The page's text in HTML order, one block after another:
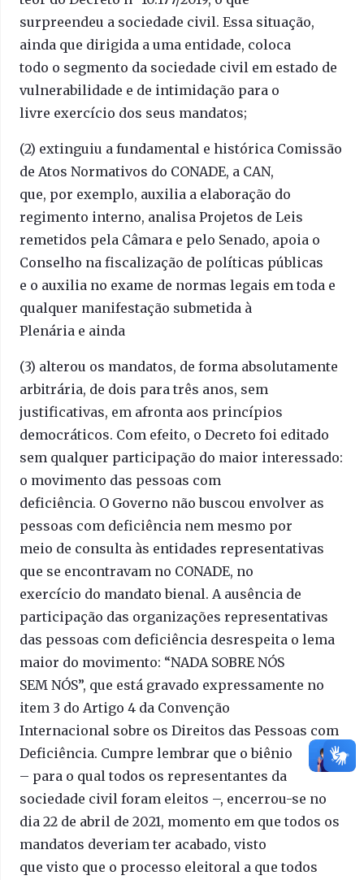
surpreendeu a sociedade civil. Essa situação,
ainda que dirigida a uma entidade, coloca
todo o segmento da sociedade civil em estado de
vulnerabilidade e de intimidação para o
livre exercício dos seus mandatos;
(2) extinguiu a fundamental e histórica Comissão
de Atos Normativos do CONADE, a CAN,
que, por exemplo, auxilia a elaboração do
regimento interno, analisa Projetos de Leis
remetidos pela Câmara e pelo Senado, apoia o
Conselho na fiscalização de políticas públicas
e o auxilia no exame de normas legais em toda e
qualquer manifestação submetida à
Plenária e ainda
(3) alterou os mandatos, de forma absolutamente
arbitrária, de dois para três anos, sem
justificativas, em afronta aos princípios
democráticos. Com efeito, o Decreto foi editado
sem qualquer participação do maior interessado:
o movimento das pessoas com
deficiência. O Governo não buscou envolver as
pessoas com deficiência nem mesmo por
meio de consulta às entidades representativas
que se encontravam no CONADE, no
exercício do mandato bienal. A ausência de
participação das organizações representativas
das pessoas com deficiência desrespeita o lema
maior do movimento: “NADA SOBRE NÓS
SEM NÓS”, que está gravado expressamente no
item 3 do Artigo 4 da Convenção
Internacional sobre os Direitos das Pessoas com
Deficiência. Cumpre lembrar que o biênio
– para o qual todos os representantes da
sociedade civil foram eleitos –, encerrou-se no
dia 22 de abril de 2021, momento em que todos os
mandatos deveriam ter acabado, visto
que visto que o processo eleitoral a que todos